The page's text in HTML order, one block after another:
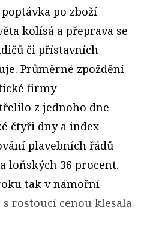
po zboží
kolísá a přeprava se
či přístavních
Průměrné zpoždění
firmy
z jednoho dne
čtyři dny a index
plavebních řádů
loňských 36 procent.
tak v námořní
rostoucí cenou klesala